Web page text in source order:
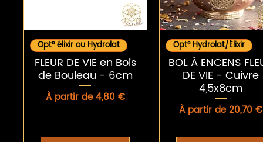
Aperçu rapide
Opt° élixir ou Hydrolat
FLEUR DE VIE en Bois
de Bouleau - 6cm
À partir de4,80 €
Prix promotionnel
Aperçu rapide
Opt° Hydrolat/Élixir
BOL À ENCENS
DE VIE - Cuivre
4,5x8cm
À partir de20,70 €
Prix promotionnel